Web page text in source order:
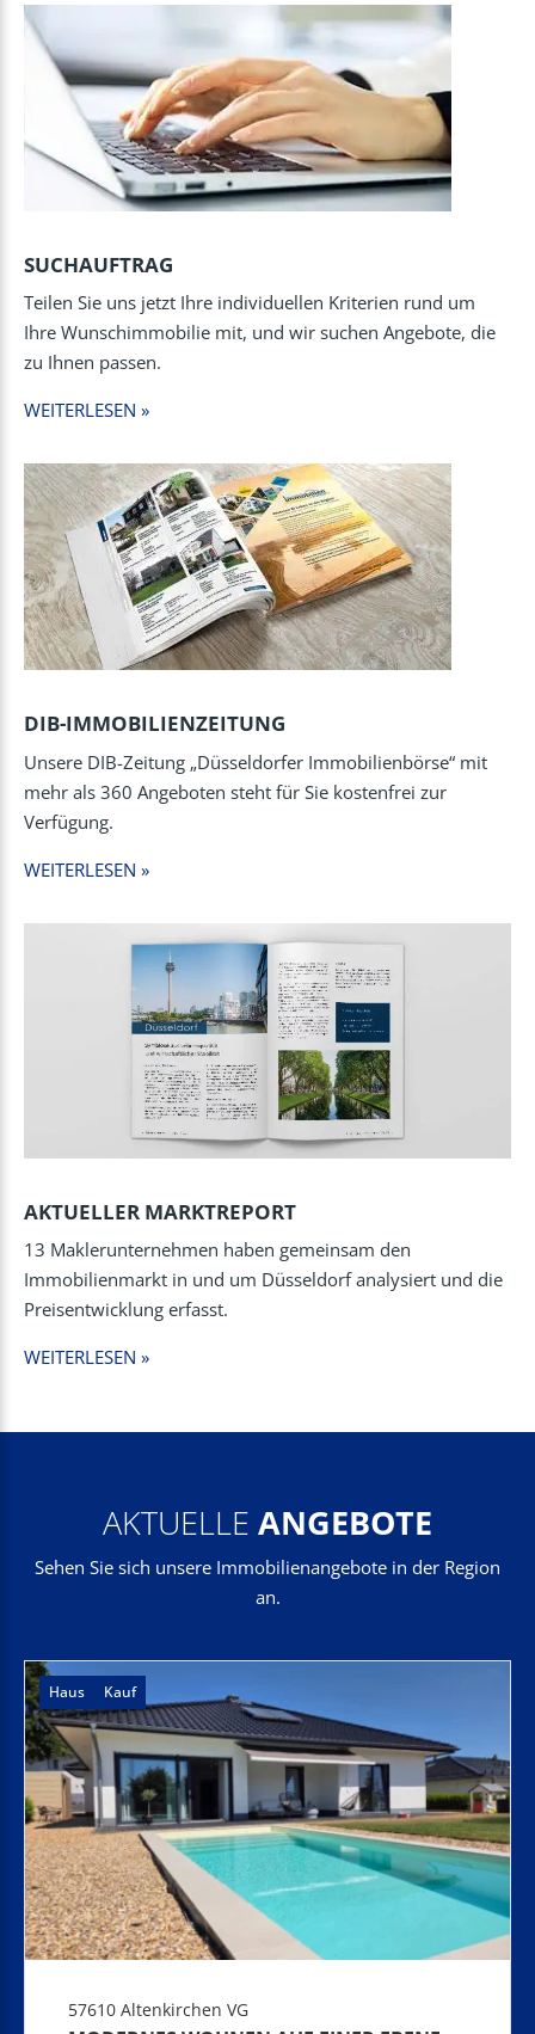
SUCHAUFTRAG
Teilen Sie uns jetzt Ihre individuellen Kriterien rund um
Ihre Wunschimmobilie mit, und wir suchen Angebote, die
zu Ihnen passen.
WEITERLESEN »
DIB-IMMOBILIENZEITUNG
Unsere DIB-Zeitung „Düsseldorfer Immobilienbörse“ mit
mehr als 360 Angeboten steht für Sie kostenfrei zur
Verfügung.
WEITERLESEN »
AKTUELLER MARKTREPORT
13 Maklerunternehmen haben gemeinsam den
Immobilienmarkt in und um Düsseldorf analysiert und die
Preisentwicklung erfasst.
WEITERLESEN »
AKTUELLE ANGEBOTE
Sehen Sie sich unsere Immobilienangebote in der Region
an.
Haus Kauf
57610 Altenkirchen VG